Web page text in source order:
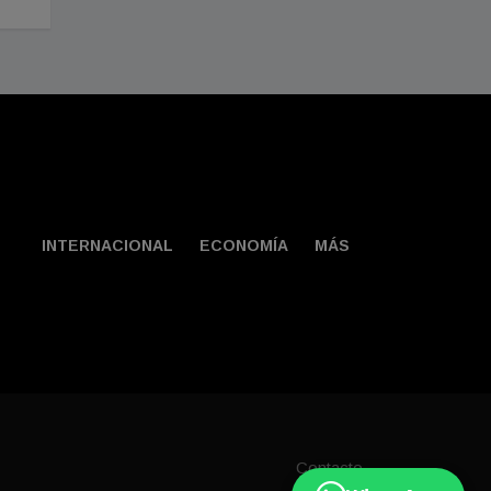
INTERNACIONAL ECONOMÍA MÁS
Contacto